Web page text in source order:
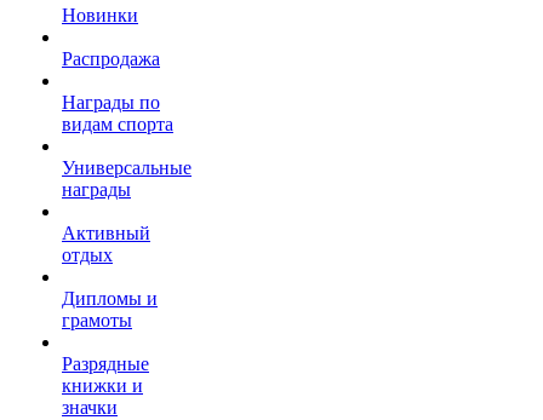
Новинки
Распродажа
Награды по
видам спорта
Универсальные
награды
Активный
отдых
Дипломы и
грамоты
Разрядные
книжки и
значки